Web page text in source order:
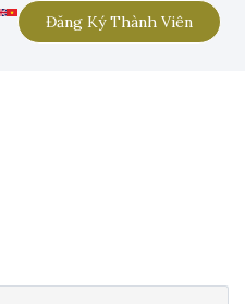
Đăng Ký Thành Viên